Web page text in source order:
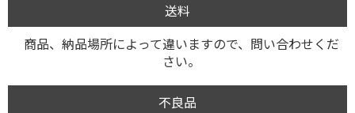
送料
商品、納品場所によって違いますので、問い合わせくだ
さい。
不良品